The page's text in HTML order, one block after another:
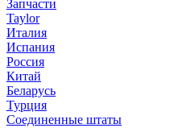
Запчасти
Taylor
Италия
Испания
Россия
Китай
Беларусь
Турция
Соединенные штаты